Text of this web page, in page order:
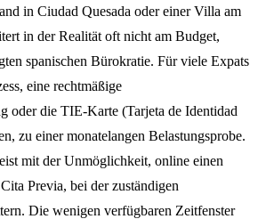
in Ciudad Quesada oder einer Villa am
in der Realität oft nicht am Budget,
spanischen Bürokratie. Für viele Expats
eine rechtmäßige
oder die TIE-Karte (Tarjeta de Identidad
zu einer monatelangen Belastungsprobe.
mit der Unmöglichkeit, online einen
Previa, bei der zuständigen
Die wenigen verfügbaren Zeitfenster